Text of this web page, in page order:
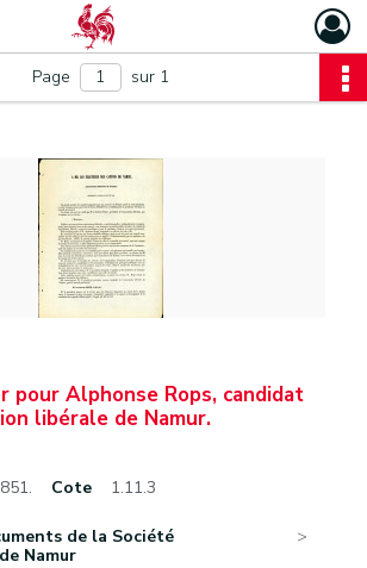
Page sur 1
pour Alphonse Rops, candidat
libérale de Namur.
Cote 1.11.3
de la Société
Namur